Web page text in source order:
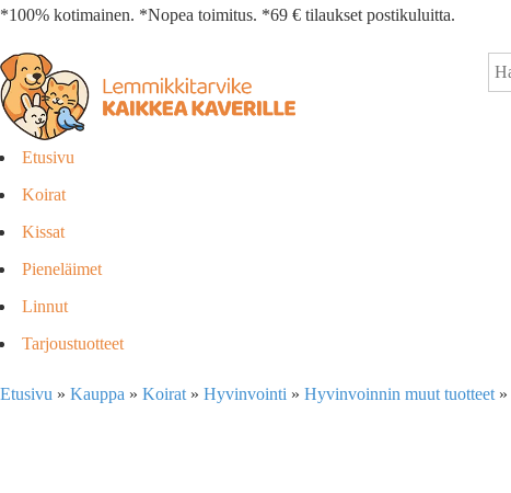
*100% kotimainen. *Nopea toimitus. *69 € tilaukset postikuluitta.
Etusivu
Koirat
Kissat
Pieneläimet
Linnut
Tarjoustuotteet
Etusivu » Kauppa » Koirat » Hyvinvointi » Hyvinvoinnin muut tuotteet »